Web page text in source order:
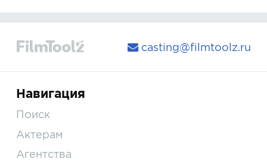
casting@filmtoolz.ru
Навигация
Поиск
Актерам
Агентства